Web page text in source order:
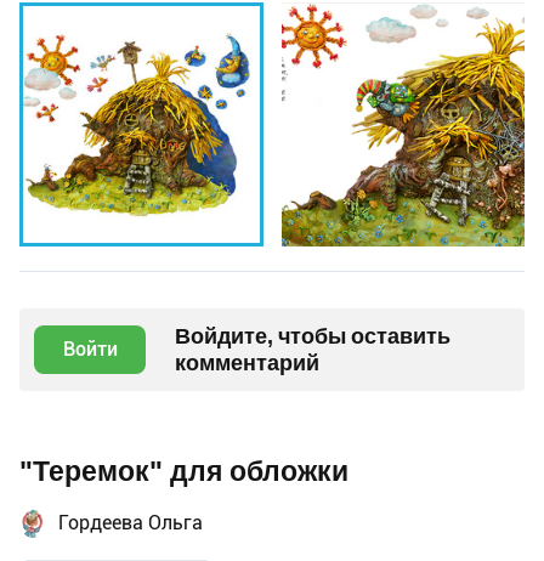
Войти
Войдите, чтобы оставить
комментарий
"Теремок" для обложки
Гордеева Ольга